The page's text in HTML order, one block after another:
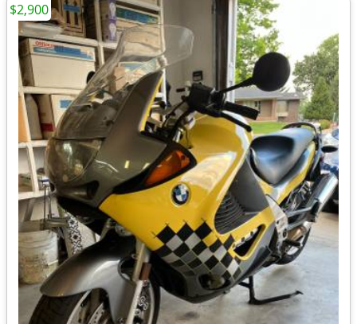
$2,900